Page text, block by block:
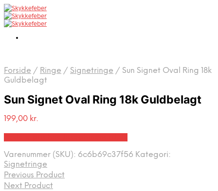
Forside / Ringe / Signetringe / Sun Signet Oval Ring 18k
Guldbelagt
Sun Signet Oval Ring 18k Guldbelagt
199,00 kr.
Varenummer (SKU): 6c6b69c37f56 Kategori:
Signetringe
Previous Product
Next Product